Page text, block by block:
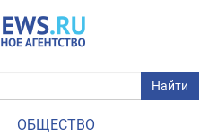
Найти
ОБЩЕСТВО